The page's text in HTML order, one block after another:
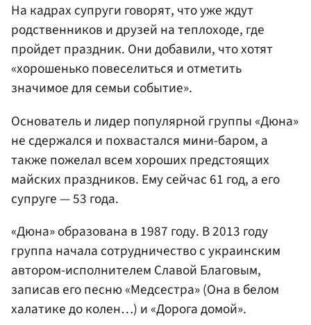
На кадрах супруги говорят, что уже ждут
родственников и друзей на теплоходе, где
пройдет праздник. Они добавили, что хотят
«хорошенько повеселиться и отметить
значимое для семьи событие».
Основатель и лидер популярной группы «Дюна»
не сдержался и похвастался мини-баром, а
также пожелал всем хороших предстоящих
майских праздников. Ему сейчас 61 год, а его
супруге — 53 года.
«Дюна» образована в 1987 году. В 2013 году
группа начала сотрудничество с украинским
автором-исполнителем Славой Благовым,
записав его песню «Медсестра» (Она в белом
халатике до колен…) и «Дорога домой».